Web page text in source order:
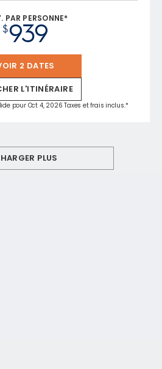
PAR PERSONNE*
$939
2 DATES
L'ITINÉRAIRE
pour Oct 4, 2026 Taxes et frais inclus.*
PLUS